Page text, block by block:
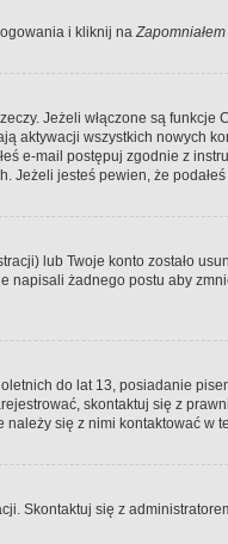
i kliknij naZapomniałem
Jeżeli włączone są funkcje
aktywacji wszystkich nowych
e-mail postępuj zgodnie z
Jeżeli jesteś pewien, że
lub Twoje konto zostało
żadnego postu aby
do lat 13, posiadanie
skontaktuj się z
się z nimi kontaktować w
Skontaktuj się z